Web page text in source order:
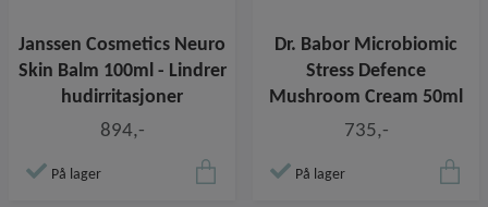
Janssen Cosmetics Neuro
Skin Balm 100ml - Lindrer
hudirritasjoner
894,-
På lager
Dr. Babor Microbiomic
Stress Defence
Mushroom Cream 50ml
735,-
På lager